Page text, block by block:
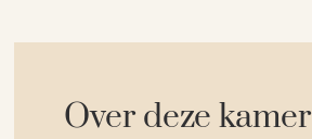
Over deze kamer